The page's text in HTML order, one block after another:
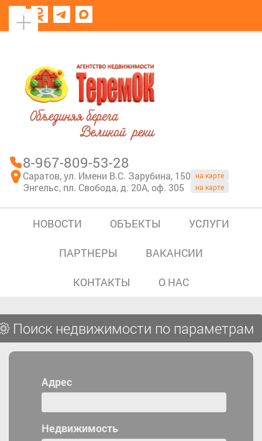
8-967-809-53-28
Саратов, ул. Имени В.С. Зарубина, 150 на карте
Энгельс, пл. Свобода, д. 20А, оф. 305 на карте
НОВОСТИ ОБЪЕКТЫ УСЛУГИ
ПАРТНЕРЫ ВАКАНСИИ
КОНТАКТЫ О НАС
Поиск недвижимости по параметрам
Адрес
Недвижимость